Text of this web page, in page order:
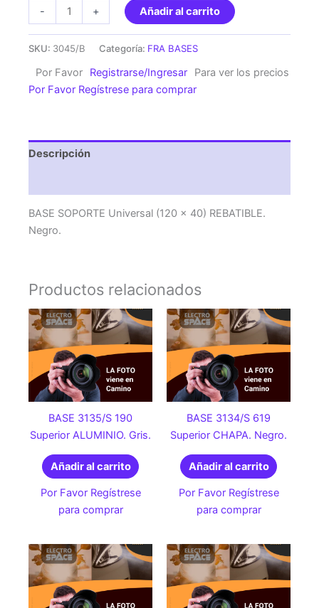
-
SOPORTE
40)
cantidad
+ Añadir al carrito
SKU: 3045/B Categoría: FRA BASES
Por Favor Registrarse/Ingresar
Para ver los precios
Por Favor Regístrese para comprar
Descripción
BASE SOPORTE Universal (120 x 40) REBATIBLE.
Negro.
Productos relacionados
BASE 3135/S 190
Superior ALUMINIO. Gris.
Añadir al carrito
Por Favor Regístrese
para comprar
BASE 3134/S 619
Superior CHAPA. Negro.
Añadir al carrito
Por Favor Regístrese
para comprar